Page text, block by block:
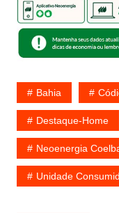
Bahia
Destaque-Home
Neoenergia
Unidade